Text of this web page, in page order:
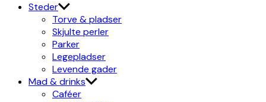
Steder
Torve & pladser
Skjulte perler
Parker
Legepladser
Levende gader
Mad & drinks
Caféer